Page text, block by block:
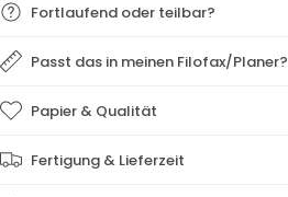
Fortlaufend oder teilbar?
Passt das in meinen Filofax/Planer?
Papier & Qualität
Fertigung & Lieferzeit